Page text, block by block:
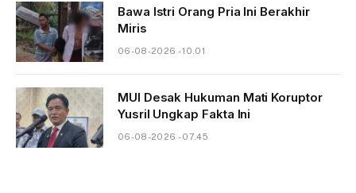
Bawa Istri Orang Pria Ini Berakhir
Miris
06-08-2026 - 10.01
MUI Desak Hukuman Mati Koruptor
Yusril Ungkap Fakta Ini
06-08-2026 - 07.45